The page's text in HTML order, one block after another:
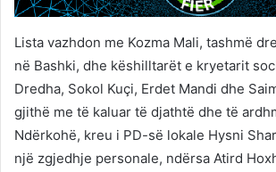
Lista vazhdon me Kozma Mali, tashmë
në Bashki, dhe këshilltarët e kryetarit
Dredha, Sokol Kuçi, Erdet Mandi dhe
gjithë me të kaluar të djathtë dhe të
Ndërkohë, kreu i PD-së lokale Hysni
një zgjedhje personale, ndërsa Atird